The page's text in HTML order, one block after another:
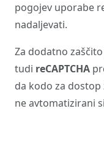
pogojev uporabe
nadaljevati.
Za dodatno
tudi reCAPTCHA
da kodo za
ne avtomatizirani